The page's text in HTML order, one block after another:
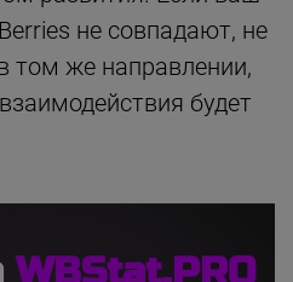
не совпадают, не
том же направлении,
будет
WBStat.PRO